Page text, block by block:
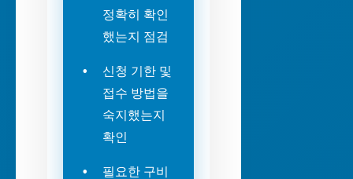
정확히 확인
했는지 점검
신청 기한 및
접수 방법을
숙지했는지
확인
필요한 구비